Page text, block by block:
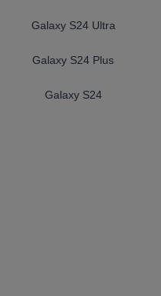
Galaxy S24 Ultra
Galaxy S24 Plus
Galaxy S24